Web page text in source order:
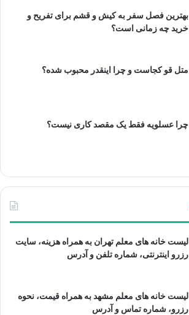
بهترین فصل سفر به کیش و قشم برای تفریح و
خرید چه زمانی است؟
متل قو کجاست و چرا اینقدر محبوب شده؟
چرا عسلویه فقط یک مقصد کاری نیست؟
لیست خانه های معلم تهران به همراه هزینه، سایت
رزرو اینترنتی، شماره تلفن و آدرس
لیست خانه های معلم مشهد به همراه قیمت، نحوه
رزرو، شماره تماس و آدرس